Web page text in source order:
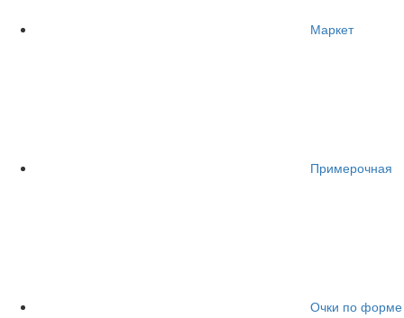
Маркет
Примерочная
Очки по форме